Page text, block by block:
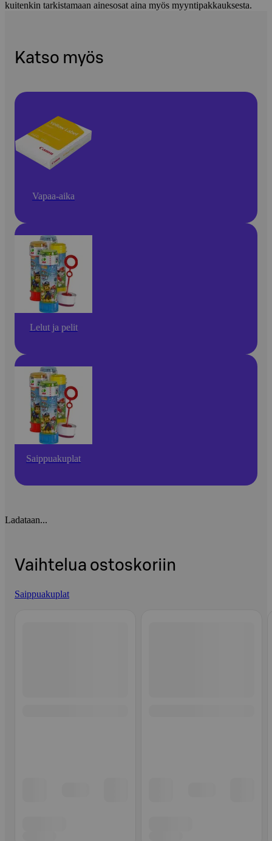
kuitenkin tarkistamaan ainesosat aina myös myyntipakkauksesta.
Katso myös
Vapaa-aika
Lelut ja pelit
Saippuakuplat
Ladataan...
Vaihtelua ostoskoriin
Saippuakuplat